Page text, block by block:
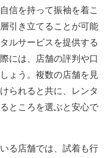
信を持って振袖を着こ
引き立てることが可能
ルサービスを提供する
には、店舗の評判や口
ょう。複数の店舗を見
られると共に、レンタ
ところを選ぶと安心で
る店舗では、試着も行